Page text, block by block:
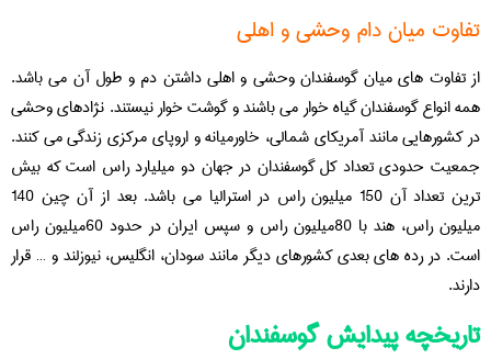
تفاوت میان دام وحشی و اهلی
از تفاوت های میان گوسفندان وحشی و اهلی داشتن دم و طول آن می باشد.
همه انواع گوسفندان گیاه خوار می باشند و گوشت خوار نیستند. نژادهای وحشی
در کشورهایی مانند آمریکای شمالی، خاورمیانه و اروپای مرکزی زندگی می کنند.
جمعیت حدودی تعداد کل گوسفندان در جهان دو میلیارد راس است که بیش
ترین تعداد آن 150 میلیون راس در استرالیا می باشد. بعد از آن چین 140
میلیون راس، هند با 80میلیون راس و سپس ایران در حدود 60میلیون راس
است. در رده های بعدی کشورهای دیگر مانند سودان، انگلیس، نیوزلند و … قرار
دارند.
تاریخچه پیدایش گوسفندان